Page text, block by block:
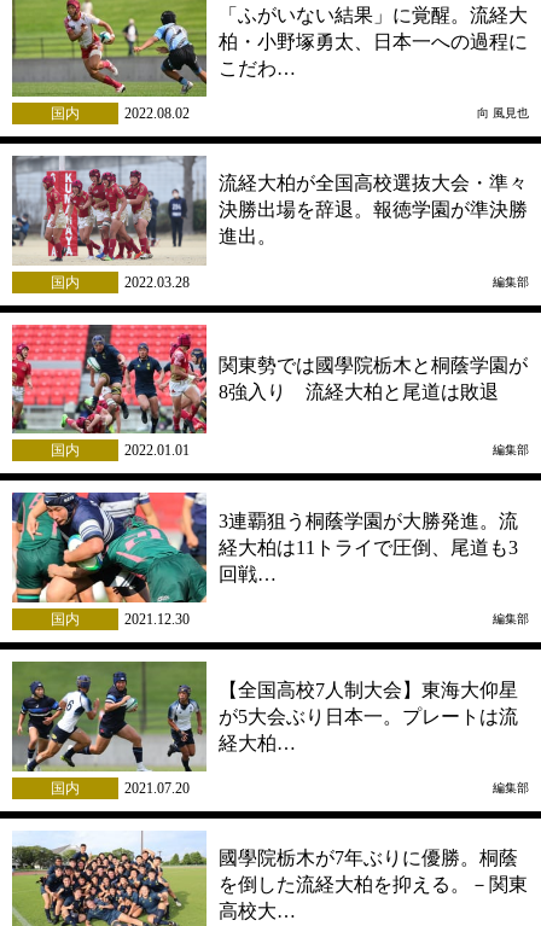
「ふがいない結果」に覚醒。流経大
柏・小野塚勇太、日本一への過程に
こだわ…
国内 2022.08.02 向 風見也
流経大柏が全国高校選抜大会・準々
決勝出場を辞退。報徳学園が準決勝
進出。
国内 2022.03.28 編集部
関東勢では國學院栃木と桐蔭学園が
8強入り 流経大柏と尾道は敗退
国内 2022.01.01 編集部
3連覇狙う桐蔭学園が大勝発進。流
経大柏は11トライで圧倒、尾道も3
回戦…
国内 2021.12.30 編集部
【全国高校7人制大会】東海大仰星
が5大会ぶり日本一。プレートは流
経大柏…
国内 2021.07.20 編集部
國學院栃木が7年ぶりに優勝。桐蔭
を倒した流経大柏を抑える。－関東
高校大…